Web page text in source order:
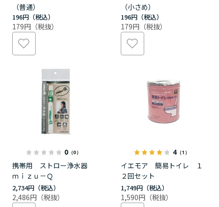
（普通）
196円
179円
（小さめ）
196円
179円
0 （0）
携帯用 ストロー浄水器
ｍｉｚｕ－Ｑ
2,734円
2,486円
4（1）
イエモア 簡易トイレ １
２回セット
1,749円
1,590円